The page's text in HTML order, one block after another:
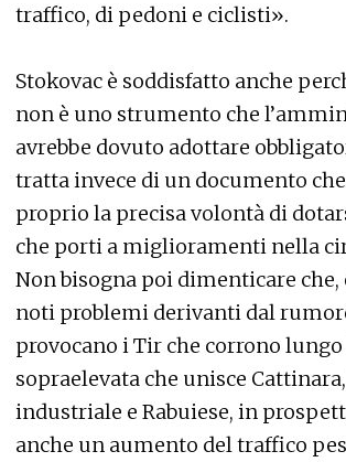
traffico, di pedoni e ciclisti».
Stokovac è soddisfatto anche
non è uno strumento che
avrebbe dovuto adottare
tratta invece di un documento
proprio la precisa volontà di
che porti a miglioramenti nella
Non bisogna poi dimenticare che,
noti problemi derivanti dal
provocano i Tir che corrono lungo
sopraelevata che unisce
industriale e Rabuiese, in
anche un aumento del traffico